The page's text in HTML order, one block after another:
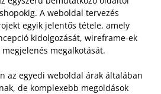
A weboldal tervezés
egyik jelentős tétele, amely
kidolgozását, wireframe-ek
megalkotását.
az egyedi weboldal árak általában
de komplexebb megoldások